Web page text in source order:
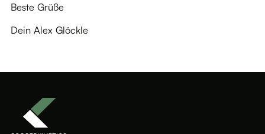
Beste Grüße
Dein Alex Glöckle